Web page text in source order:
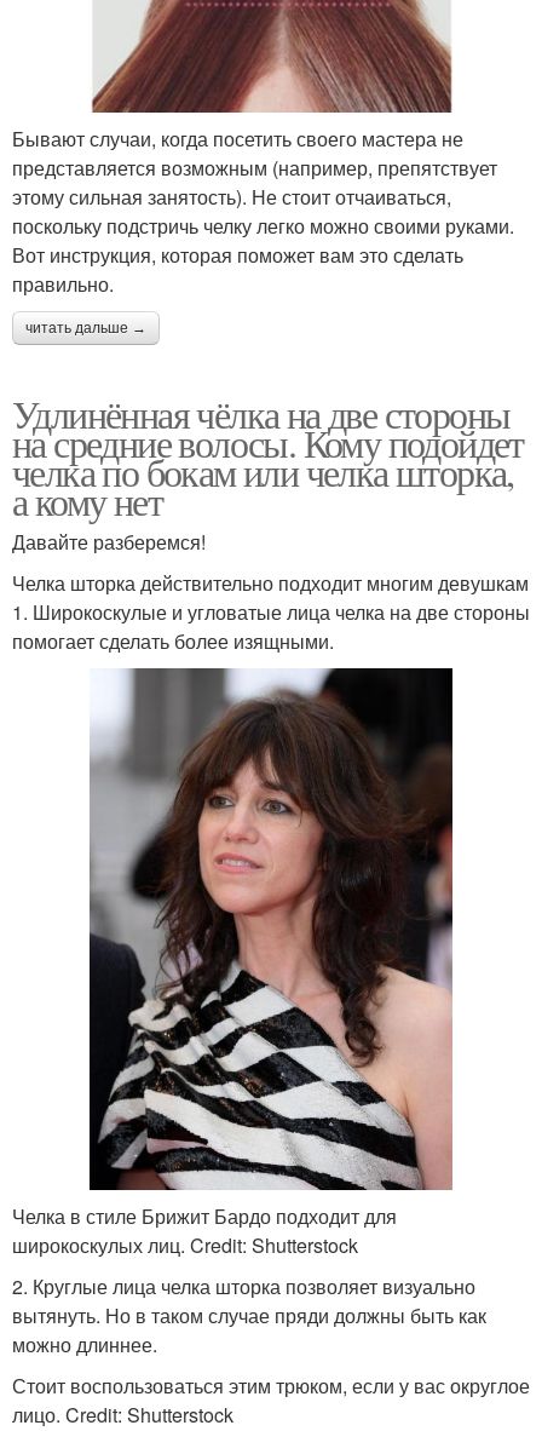
Бывают случаи, когда посетить своего мастера не
представляется возможным (например, препятствует
этому сильная занятость). Не стоит отчаиваться,
поскольку подстричь челку легко можно своими руками.
Вот инструкция, которая поможет вам это сделать
правильно.
читать дальше →
Удлинённая чёлка на две стороны
на средние волосы. Кому подойдет
челка по бокам или челка шторка,
а кому нет
Давайте разберемся!
Челка шторка действительно подходит многим девушкам
1. Широкоскулые и угловатые лица челка на две стороны
помогает сделать более изящными.
Челка в стиле Брижит Бардо подходит для
широкоскулых лиц. Credit: Shutterstock
2. Круглые лица челка шторка позволяет визуально
вытянуть. Но в таком случае пряди должны быть как
можно длиннее.
Стоит воспользоваться этим трюком, если у вас округлое
лицо. Credit: Shutterstock